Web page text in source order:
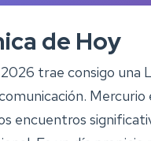
de Hoy
trae consigo una
encuentros